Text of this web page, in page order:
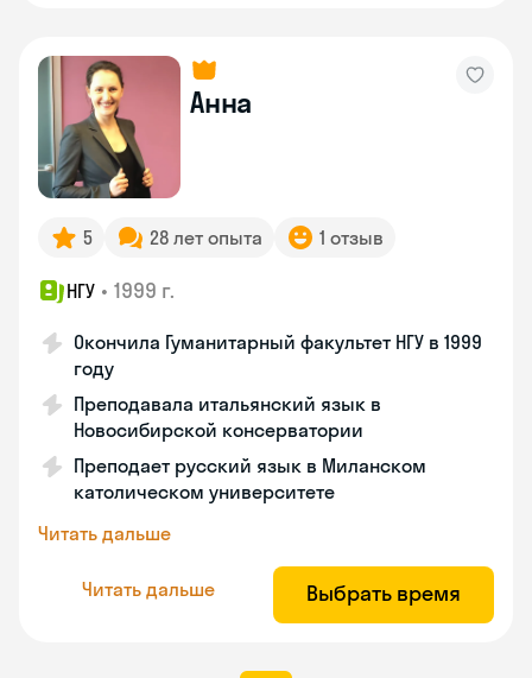
Анна
5 28 лет опыта 1 отзыв
НГУ • 1999 г.
Окончила Гуманитарный факультет НГУ в 1999
году
Преподавала итальянский язык в
Новосибирской консерватории
Преподает русский язык в Миланском
католическом университете
Читать дальше
Читать дальше Выбрать время